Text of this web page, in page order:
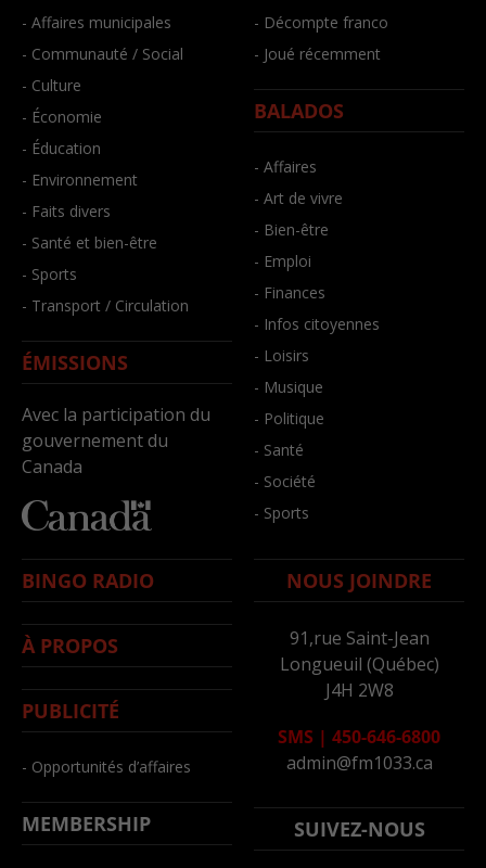
- Affaires municipales
- Communauté / Social
- Culture
- Économie
- Éducation
- Environnement
- Faits divers
- Santé et bien-être
- Sports
- Transport / Circulation
ÉMISSIONS
Avec la participation du
gouvernement du
Canada
- Décompte franco
- Joué récemment
BALADOS
- Affaires
- Art de vivre
- Bien-être
- Emploi
- Finances
- Infos citoyennes
- Loisirs
- Musique
- Politique
- Santé
- Société
- Sports
BINGO RADIO
À PROPOS
PUBLICITÉ
- Opportunités d’affaires
MEMBERSHIP
NOUS JOINDRE
91,rue Saint-Jean
Longueuil (Québec)
J4H 2W8
SMS | 450-646-6800
admin@fm1033.ca
SUIVEZ-NOUS